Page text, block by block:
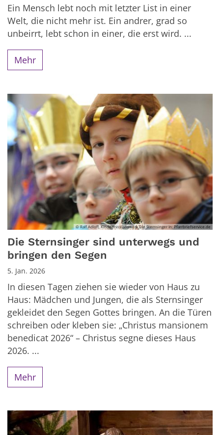
Ein Mensch lebt noch mit letzter List in einer
Welt, die nicht mehr ist. Ein andrer, grad so
unbeirrt, lebt schon in einer, die erst wird. ...
Mehr
© Ralf Adloff, Kindermissionswerk Die Sternsinger In: Pfarrbriefservice.de
Die Sternsinger sind unterwegs und
bringen den Segen
5. Jan. 2026
In diesen Tagen ziehen sie wieder von Haus zu
Haus: Mädchen und Jungen, die als Sternsinger
gekleidet den Segen Gottes bringen. An die Türen
schreiben oder kleben sie: „Christus mansionem
benedicat 2026“ – Christus segne dieses Haus
2026. ...
Mehr